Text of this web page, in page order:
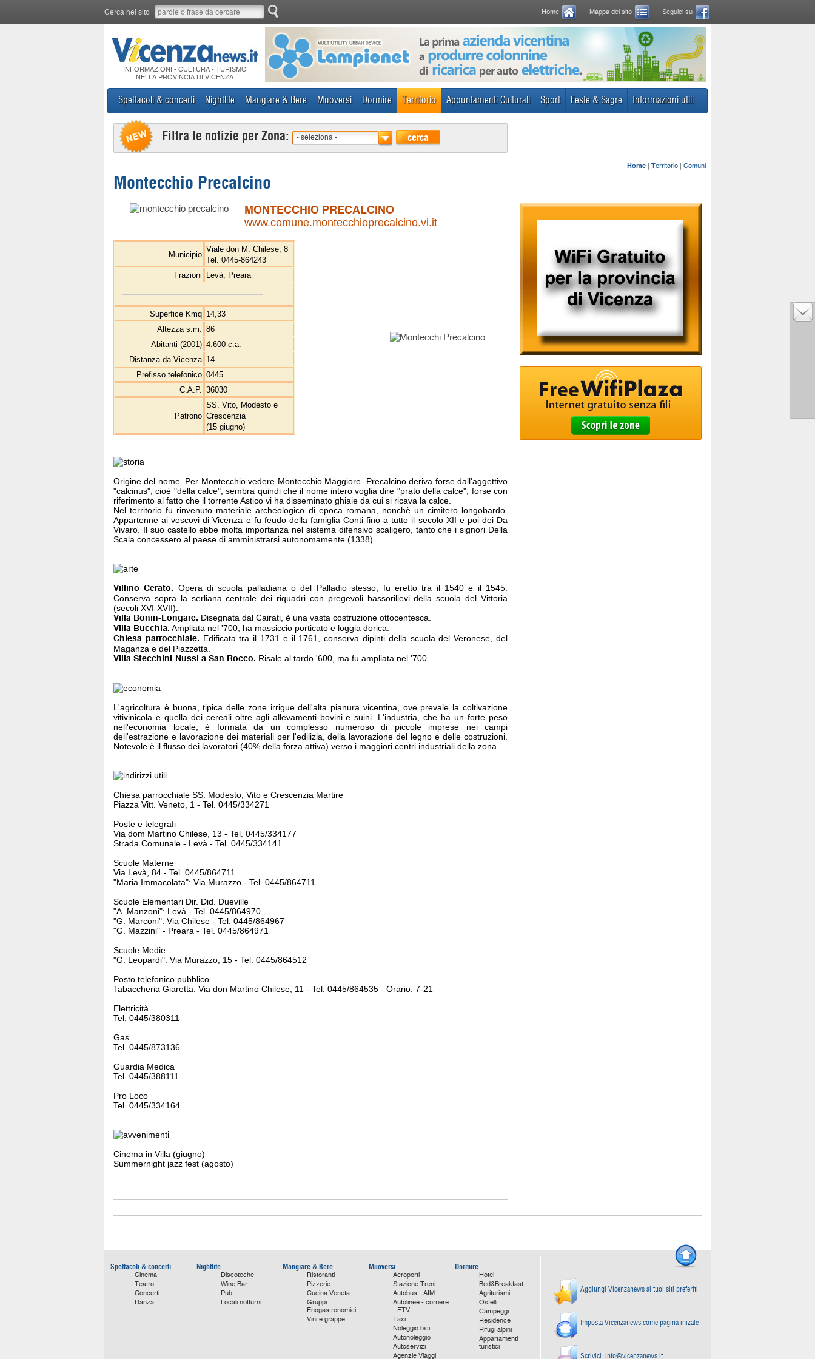
Cerca nel sito Home Mappa del sito Seguici su
INFORMAZIONI - CULTURA - TURISMO
NELLA PROVINCIA DI VICENZA
Spettacoli & concerti Nightlife Mangiare & Bere Muoversi Dormire Territorio Appuntamenti Culturali Sport Feste & Sagre Informazioni utili
Filtra le notizie per Zona: - seleziona - cerca
Home | Territorio | Comuni
Montecchio Precalcino
MONTECCHIO PRECALCINO
www.comune.montecchioprecalcino.vi.it
Municipio
Viale don M. Chilese, 8
Tel. 0445-864243
Frazioni
Levà, Preara
Superfice Kmq 14,33
Altezza s.m. 86
Abitanti (2001) 4.600 c.a.
Distanza da Vicenza 14
Prefisso telefonico 0445
C.A.P. 36030
Patrono
SS. Vito, Modesto e
Crescenzia
(15 giugno)
Origine del nome. Per Montecchio vedere Montecchio Maggiore. Precalcino deriva forse dall'aggettivo
"calcinus", cioè "della calce"; sembra quindi che il nome intero voglia dire "prato della calce", forse con
riferimento al fatto che il torrente Astico vi ha disseminato ghiaie da cui si ricava la calce.
Nel territorio fu rinvenuto materiale archeologico di epoca romana, nonchè un cimitero longobardo.
Appartenne ai vescovi di Vicenza e fu feudo della famiglia Conti fino a tutto il secolo XII e poi dei Da
Vivaro. Il suo castello ebbe molta importanza nel sistema difensivo scaligero, tanto che i signori Della
Scala concessero al paese di amministrarsi autonomamente (1338).
Villino Cerato. Opera di scuola palladiana o del Palladio stesso, fu eretto tra il 1540 e il 1545.
Conserva sopra la serliana centrale dei riquadri con pregevoli bassorilievi della scuola del Vittoria
(secoli XVI-XVII).
Villa Bonin-Longare. Disegnata dal Cairati, è una vasta costruzione ottocentesca.
Villa Bucchia. Ampliata nel '700, ha massiccio porticato e loggia dorica.
Chiesa parrocchiale. Edificata tra il 1731 e il 1761, conserva dipinti della scuola del Veronese, del
Maganza e del Piazzetta.
Villa Stecchini-Nussi a San Rocco. Risale al tardo '600, ma fu ampliata nel '700.
L'agricoltura è buona, tipica delle zone irrigue dell'alta pianura vicentina, ove prevale la coltivazione
vitivinicola e quella dei cereali oltre agli allevamenti bovini e suini. L'industria, che ha un forte peso
nell'economia locale, è formata da un complesso numeroso di piccole imprese nei campi
dell'estrazione e lavorazione dei materiali per l'edilizia, della lavorazione del legno e delle costruzioni.
Notevole è il flusso dei lavoratori (40% della forza attiva) verso i maggiori centri industriali della zona.
Chiesa parrocchiale SS. Modesto, Vito e Crescenzia Martire
Piazza Vitt. Veneto, 1 - Tel. 0445/334271
Poste e telegrafi
Via dom Martino Chilese, 13 - Tel. 0445/334177
Strada Comunale - Levà - Tel. 0445/334141
Scuole Materne
Via Levà, 84 - Tel. 0445/864711
"Maria Immacolata": Via Murazzo - Tel. 0445/864711
Scuole Elementari Dir. Did. Dueville
"A. Manzoni": Levà - Tel. 0445/864970
"G. Marconi": Via Chilese - Tel. 0445/864967
"G. Mazzini" - Preara - Tel. 0445/864971
Scuole Medie
"G. Leopardi": Via Murazzo, 15 - Tel. 0445/864512
Posto telefonico pubblico
Tabaccheria Giaretta: Via don Martino Chilese, 11 - Tel. 0445/864535 - Orario: 7-21
Elettricità
Tel. 0445/380311
Gas
Tel. 0445/873136
Guardia Medica
Tel. 0445/388111
Pro Loco
Tel. 0445/334164
Cinema in Villa (giugno)
Summernight jazz fest (agosto)
Spettacoli & concerti
Cinema
Teatro
Concerti
Danza
Nightlife
Discoteche
Wine Bar
Pub
Locali notturni
Mangiare & Bere
Ristoranti
Pizzerie
Cucina Veneta
Gruppi
Enogastronomici
Vini e grappe
Muoversi
Aeroporti
Stazione Treni
Autobus - AIM
Autolinee - corriere
- FTV
Taxi
Noleggio bici
Autonoleggio
Autoservizi
Agenzie Viaggi
Dormire
Hotel
Bed&Breakfast
Agriturismi
Ostelli
Campeggi
Residence
Rifugi alpini
Appartamenti
turistici
Aggiungi Vicenzanews ai tuoi siti preferiti
Imposta Vicenzanews come pagina inizale
Scrivici: info@vicenzanews.it